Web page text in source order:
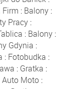
Firm : Balony :
Pracy:
: Balony:
Gdynia :
: Fotobudka :
: Gratka :
Auto Moto :